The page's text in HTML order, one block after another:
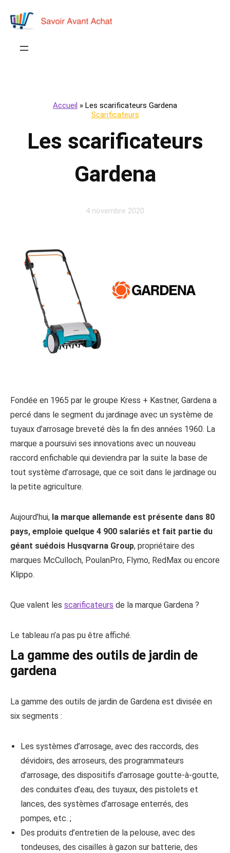
Accueil » Les scarificateurs Gardena
Scarificateurs
Les scarificateurs
Gardena
4 novembre 2020
Fondée en 1965 par le groupe Kress + Kastner, Gardena a
percé dans le segment du jardinage avec un système de
tuyaux d’arrosage breveté dès la fin des années 1960. La
marque a poursuivi ses innovations avec un nouveau
raccord enfichable qui deviendra par la suite la base de
tout système d’arrosage, que ce soit dans le jardinage ou
la petite agriculture.
Aujourd’hui, la marque allemande est présente dans 80
pays, emploie quelque 4 900 salariés et fait partie du
géant suédois Husqvarna Group, propriétaire des
marques McCulloch, PoulanPro, Flymo, RedMax ou encore
Klippo.
Que valent les scarificateurs de la marque Gardena ?
Le tableau n’a pas pu être affiché.
La gamme des outils de jardin de
gardena
La gamme des outils de jardin de Gardena est divisée en
six segments :
Les systèmes d’arrosage, avec des raccords, des
dévidoirs, des arroseurs, des programmateurs
d’arrosage, des dispositifs d’arrosage goutte-à-goutte,
des conduites d’eau, des tuyaux, des pistolets et
lances, des systèmes d’arrosage enterrés, des
pompes, etc. ;
Des produits d’entretien de la pelouse, avec des
tondeuses, des cisailles à gazon sur batterie, des